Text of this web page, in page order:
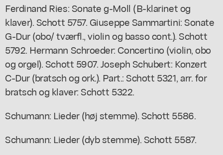
Ferdinand Ries: Sonate g-Moll (B-klarinet og
klaver). Schott 5757. Giuseppe Sammartini: Sonate
G-Dur (obo/ tværfl., violin og basso cont.). Schott
5792. Hermann Schroeder: Concertino (violin, obo
og orgel). Schott 5907. Joseph Schubert: Konzert
C-Dur (bratsch og ork.). Part.: Schott 5321, arr. for
bratsch og klaver: Schott 5322.
Schumann: Lieder (høj stemme). Schott 5586.
Schumann: Lieder (dyb stemme). Schott 5587.